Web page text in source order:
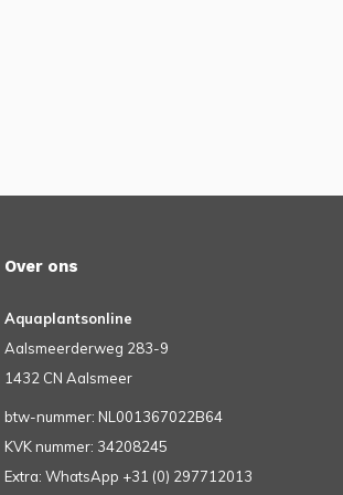
Over ons
Aquaplantsonline
Aalsmeerderweg 283-9
1432 CN Aalsmeer
btw-nummer: NL001367022B64
KVK nummer: 34208245
Extra: WhatsApp +31 (0) 297712013